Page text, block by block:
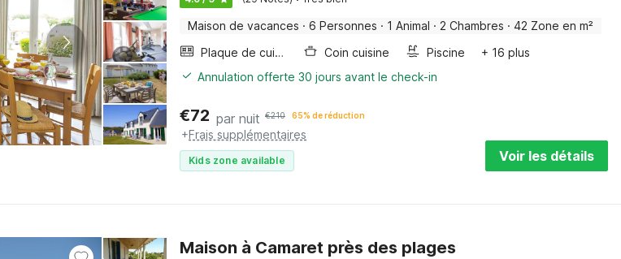
Maison de vacances · 6 Personnes · 1 Animal · 2 Chambres · 42 Zone en m²
Plaque de cuisson
Coin cuisine Piscine
+ 16 plus
Annulation offerte 30 jours avant le check-in
€72 par nuit €210 65% de réduction
+Frais supplémentaires
Kids zone available Voir les détails
Maison à Camaret près des plages